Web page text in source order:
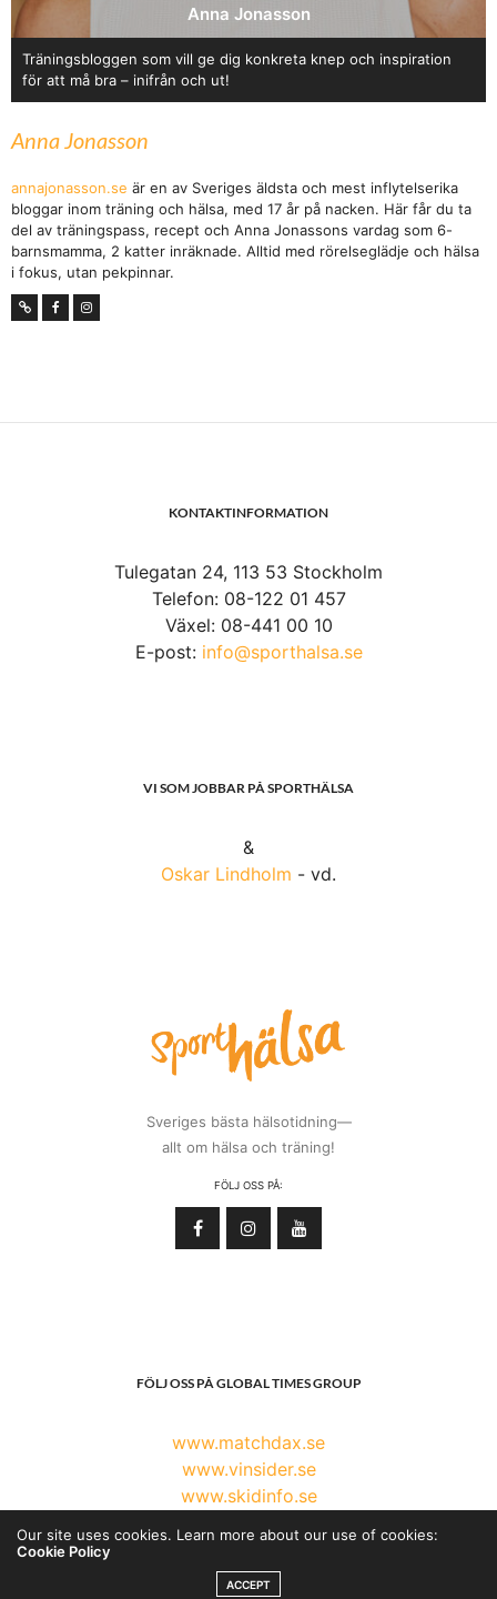
Anna Jonasson
Träningsbloggen som vill ge dig konkreta knep och inspiration
för att må bra – inifrån och ut!
Anna Jonasson
annajonasson.se är en av Sveriges äldsta och mest inflytelserika
bloggar inom träning och hälsa, med 17 år på nacken. Här får du ta
del av träningspass, recept och Anna Jonassons vardag som 6-
barnsmamma, 2 katter inräknade. Alltid med rörelseglädje och hälsa
i fokus, utan pekpinnar.
KONTAKTINFORMATION
Tulegatan 24, 113 53 Stockholm
Telefon: 08-122 01 457
Växel: 08-441 00 10
E-post: info@sporthalsa.se
VI SOM JOBBAR PÅ SPORTHÄLSA
&
Oskar Lindholm - vd.
Sveriges bästa hälsotidning—
allt om hälsa och träning!
FÖLJ OSS PÅ:
FÖLJ OSS PÅ GLOBAL TIMES GROUP
www.matchdax.se
www.vinsider.se
www.skidinfo.se
Our site uses cookies. Learn more about our use of cookies:
Cookie Policy
ACCEPT